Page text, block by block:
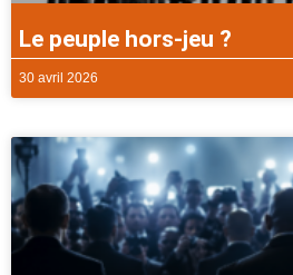
Le peuple hors-jeu ?
30 avril 2026